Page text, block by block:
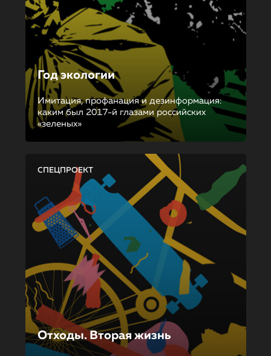
Год экологии
Имитация, профанация и дезинформация:
каким был 2017-й глазами российских
«зеленых»
СПЕЦПРОЕКТ
Отходы. Вторая жизнь